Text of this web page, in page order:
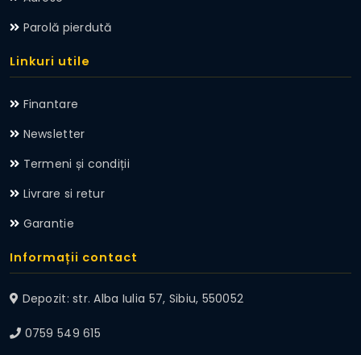
Parolă pierdută
Linkuri utile
Finantare
Newsletter
Termeni și condiții
Livrare si retur
Garantie
Informații contact
Depozit: str. Alba Iulia 57, Sibiu, 550052
0759 549 615